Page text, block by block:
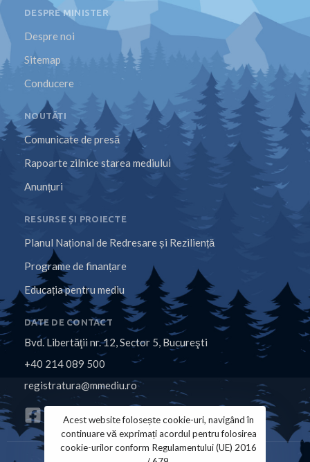
DESPRE MINISTER
Despre noi
Sitemap
Conducere
NOUTĂȚI
Comunicate de presă
Rapoarte zilnice starea mediului
Anunțuri
RESURSE ȘI PROIECTE
Planul Național de Redresare și Reziliență
Programe de finanțare
Educația pentru mediu
DATE DE CONTACT
Bvd. Libertăţii nr. 12, Sector 5, Bucureşti
+40 214 089 500
registratura@mmediu.ro
Acest website folosește cookie-uri, navigând în
continuare vă exprimați acordul pentru folosirea
cookie-urilor conform Regulamentului (UE) 2016